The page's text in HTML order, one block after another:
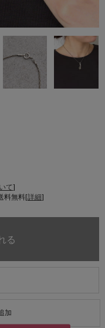
て]
料無料[詳細]
加